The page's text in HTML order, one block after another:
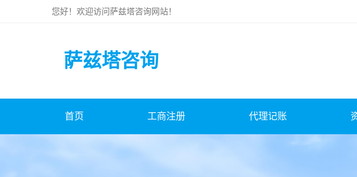
您好！欢迎访问萨兹塔咨询网站！
萨兹塔咨询
首页 工商注册 代理记账